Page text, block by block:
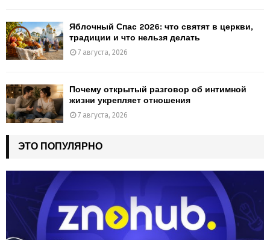
Яблочный Спас 2026: что святят в церкви,
традиции и что нельзя делать
7 августа, 2026
Почему открытый разговор об интимной
жизни укрепляет отношения
7 августа, 2026
ЭТО ПОПУЛЯРНО